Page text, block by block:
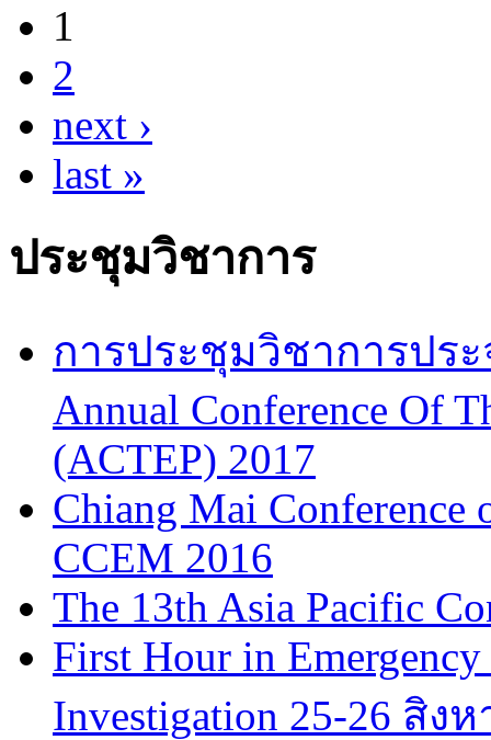
Pages
1
2
next ›
last »
ประชุมวิชาการ
การประชุมวิชาการปร
Annual Conference Of
(ACTEP) 2017
Chiang Mai Conference
CCEM 2016
The 13th Asia Pacific
First Hour in
Investigation 25-26 สิง